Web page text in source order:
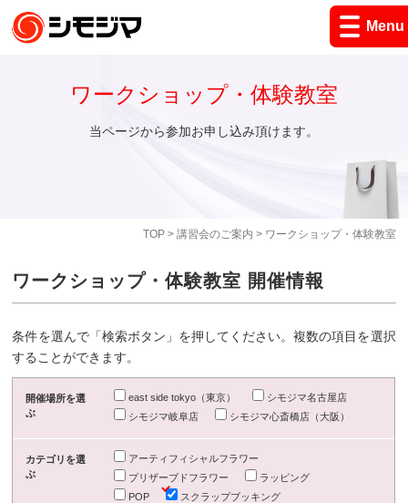
Menu
TOP> 講習会のご案内 > ワークショップ・体験教室
ワークショップ・体験教室
当ページから参加お申し込み頂けます。
ワークショップ・体験教室 開催情報
条件を選んで「検索ボタン」を押してください。複数の項目を選択
することができます。
開催場所を選
ぶ
east side tokyo（東京）
シモジマ名古屋店
シモジマ岐阜店
シモジマ心斎橋店（大阪）
カテゴリを選
ぶ
アーティフィシャルフラワー
プリザーブドフラワー
ラッピング
POP
スクラップブッキング